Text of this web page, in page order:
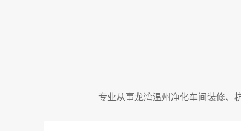
专业从事龙湾温州净化车间装修、